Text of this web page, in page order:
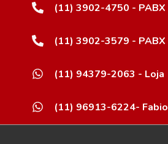
(11) 3902-4750 - PABX
(11) 3902-3579 - PABX
(11) 94379-2063 - Loja
(11) 96913-6224- Fabio